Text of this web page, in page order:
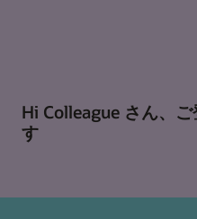
Hi Colleague さん、
す